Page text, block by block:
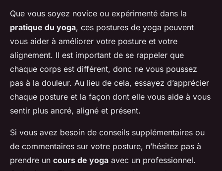
Que vous soyez novice ou expérimenté dans la
pratique du yoga, ces postures de yoga peuvent
vous aider à améliorer votre posture et votre
alignement. Il est important de se rappeler que
chaque corps est différent, donc ne vous poussez
pas à la douleur. Au lieu de cela, essayez d’apprécier
chaque posture et la façon dont elle vous aide à vous
sentir plus ancré, aligné et présent.
Si vous avez besoin de conseils supplémentaires ou
de commentaires sur votre posture, n’hésitez pas à
prendre un cours de yoga avec un professionnel.